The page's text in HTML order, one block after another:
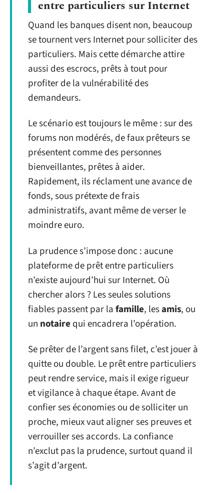
entre particuliers sur Internet
Quand les banques disent non, beaucoup
se tournent vers Internet pour solliciter des
particuliers. Mais cette démarche attire
aussi des escrocs, prêts à tout pour
profiter de la vulnérabilité des
demandeurs.
Le scénario est toujours le même : sur des
forums non modérés, de faux prêteurs se
présentent comme des personnes
bienveillantes, prêtes à aider.
Rapidement, ils réclament une avance de
fonds, sous prétexte de frais
administratifs, avant même de verser le
moindre euro.
La prudence s’impose donc : aucune
plateforme de prêt entre particuliers
n’existe aujourd’hui sur Internet. Où
chercher alors ? Les seules solutions
fiables passent par lafamille, lesamis, ou
un notaire qui encadrera l’opération.
Se prêter de l’argent sans filet, c’est jouer à
quitte ou double. Le prêt entre particuliers
peut rendre service, mais il exige rigueur
et vigilance à chaque étape. Avant de
confier ses économies ou de solliciter un
proche, mieux vaut aligner ses preuves et
verrouiller ses accords. La confiance
n’exclut pas la prudence, surtout quand il
s’agit d’argent.